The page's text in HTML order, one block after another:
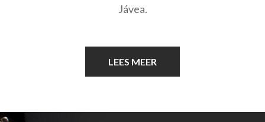
Jávea.
LEES MEER